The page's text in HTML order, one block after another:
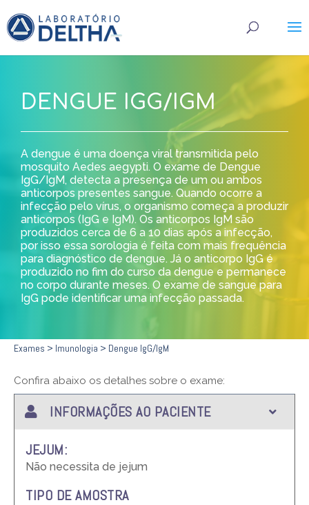
DENGUE IGG/IGM
A dengue é uma doença viral transmitida pelo
mosquito Aedes aegypti. O exame de Dengue
IgG/IgM, detecta a presença de um ou ambos
anticorpos presentes sangue. Quando ocorre a
infecção pelo vírus, o organismo começa a produzir
anticorpos (IgG e IgM). Os anticorpos IgM são
produzidos cerca de 6 a 10 dias após a infecção,
por isso essa sorologia é feita com mais frequência
para diagnóstico de dengue. Já o anticorpo IgG é
produzido no fim do curso da dengue e permanece
no corpo durante meses. O exame de sangue para
IgG pode identificar uma infecção passada.
Exames > Imunologia > Dengue IgG/IgM
Confira abaixo os detalhes sobre o exame:
INFORMAÇÕES AO PACIENTE
JEJUM:
Não necessita de jejum
TIPO DE AMOSTRA